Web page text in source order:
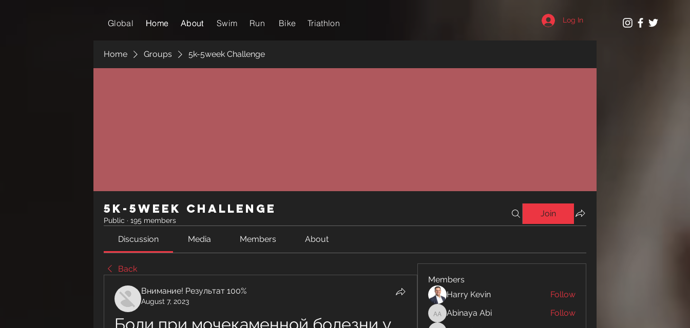
Global Home
Home About
About Swim Run Bike Triathlon Log In
Home Groups 5k-5week Challenge
5k-5week Challenge
Public · 195 members
Join
Discussion Media Members About
Back
Внимание! Результат 100%
August 7, 2023
Боли при мочекаменной болезни у
Members
Harry Kevin
Follow
Abinaya Abi
Abinaya Abi Follow